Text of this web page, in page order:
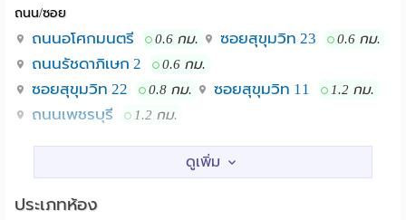
ประกอบด้วยคอนโด 2 อาคาร โดยอาคารที่สูงที่สุดมี 26 ชั้น
รวมทั้งหมด 112 ห้อง
สิ่งอำนวยความสะดวก:
• ที่จอดรถ
• การรักษาความปลอดภัยตลอด 24 ชั่วโมง
ถนน/ซอย
ถนนอโศกมนตรี 0.6 กม. ซอยสุขุมวิท 23 0.6 กม.
ถนนรัชดาภิเษก 2 0.6 กม.
ซอยสุขุมวิท 22 0.8 กม. ซอยสุขุมวิท 11 1.2 กม.
ถนนเพชรบุรี 1.2 กม.
สถานศึกษา
0.5 กม.
วิทยาลัยพยาบาลตํารวจ
ประเภทห้อง